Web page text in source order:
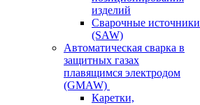
изделий
Сварочные источники
(SAW)
Автоматическая сварка в
защитных газах
плавящимся электродом
(GMAW)
Каретки,